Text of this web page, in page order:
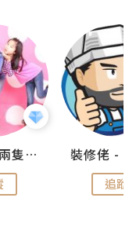
儍媽媽與兩隻小魔怪之家
追蹤